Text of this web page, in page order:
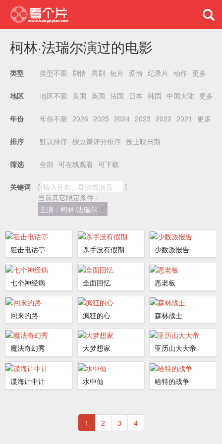
柯林·法瑞尔演过的电影
类型 类型不限 剧情 喜剧 短片 爱情 纪录片 动作 更多
地区 地区不限 美国 英国 法国 日本 韩国 中国大陆 更多
年份 年份不限 2026 2025 2024 2023 2022 2021 更多
排序 默认排序 按豆瓣评分排序 按上映日期
筛选 全部 可在线观看 可下载
关键词 [
]
当前其它限定条件：
主演：柯林·法瑞尔 X
狙击电话亭 杀手没有假期 少数派报告
七个神经病 全面回忆 恶老板
回来的路 疯狂的心 森林战士
魔法奇幻秀 大梦想家 亚历山大大帝
谍海计中计 水中仙 哈特的战争
1 2 3 4